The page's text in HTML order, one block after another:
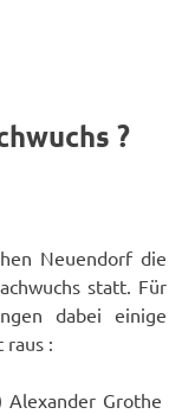
?
Neuendorf die
statt. Für
dabei einige
raus :
Grothe